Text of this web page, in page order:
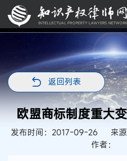
返回列表
欧盟商标制度重大
发布时间：2017-09-26
来
作者：